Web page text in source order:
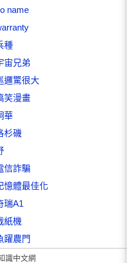
name
種
宙兄弟
邏驚很大
笑漫畫
華
杉磯
信詐騙
憶體最佳化
瑞A1
紙機
躍農門
識中文網